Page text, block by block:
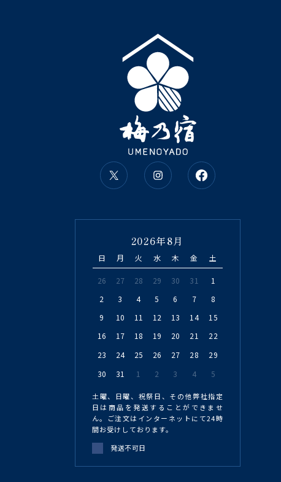
2026年8月
日 月 火 水 木 金 土
26 27 28 29 30 31
1
2
3 4 5 6 7
8
9
10 11 12 13 14
15
16
17 18 19 20 21
22
23
24 25 26 27 28
29
30
31 1 2 3 4 5
土曜、日曜、祝祭日、その他弊社指定
日は商品を発送することができませ
ん。ご注文はインターネットにて24時
間お受けしております。
発送不可日